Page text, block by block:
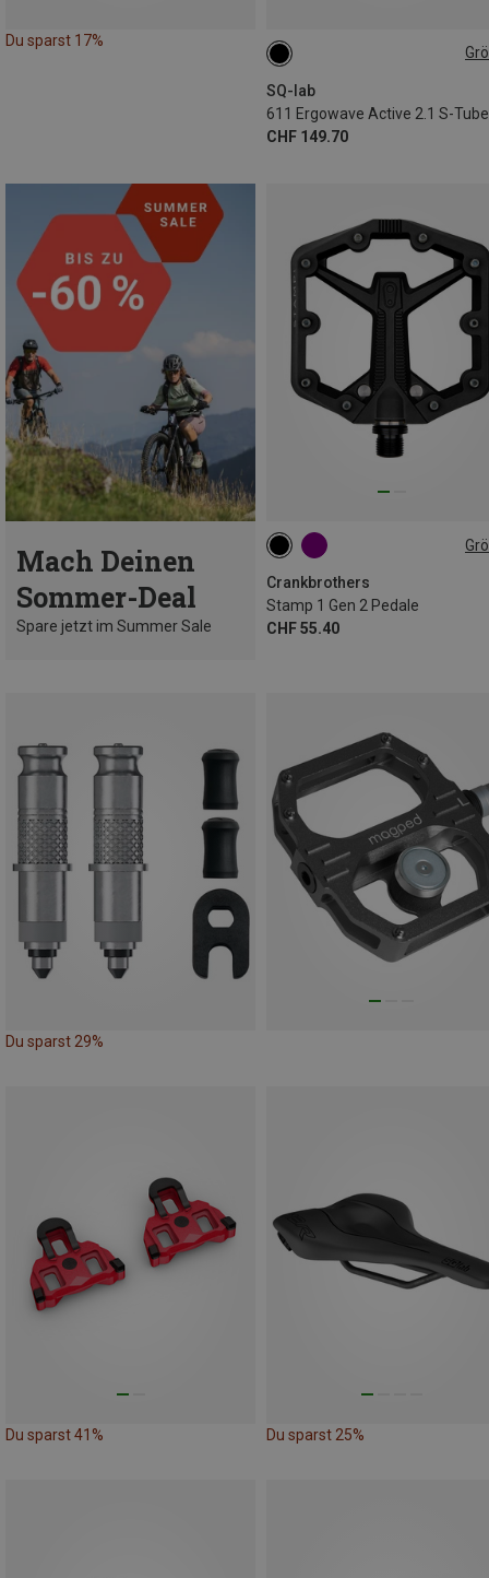
Du sparst 17%
SQ-lab
CHF 149.70
15CM
14CM
Mach Deinen
Sommer-Deal
Spare jetzt im Summer Sale
Crankbrothers
Stamp 1 Gen 2 Pedale
CHF 55.40
LARGE
Du sparst 29%
Du sparst 41% Du sparst 25%